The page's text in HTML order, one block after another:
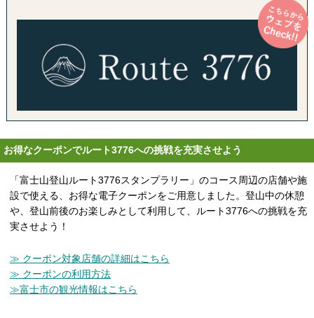
お得なクーポンでルート3776への挑戦を充実させよう
「富士山登山ルート3776スタンプラリー」のコース周辺の店舗や施
設で使える、お得な電子クーポンをご用意しました。登山中の休憩
や、登山前後のお楽しみとして利用して、ルート3776への挑戦を充
実させよう！
≫ クーポン対象店舗の詳細はこちら
≫ クーポンの利用方法
≫富士市の観光情報はこちら